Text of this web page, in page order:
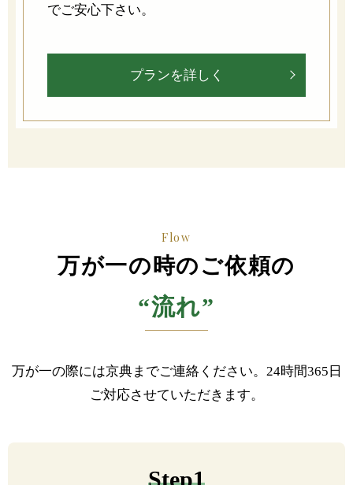
でご安心下さい。
プランを詳しく
Flow
万が一の時のご依頼の
“流れ”
万が一の際には京典までご連絡ください。24時間365日
ご対応させていただきます。
Step1